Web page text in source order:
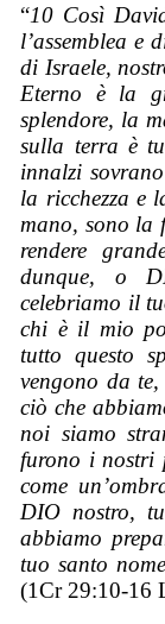
“10 Così
l’assemblea e
di Israele,
Eterno è la
splendore, la
sulla terra è
innalzi
la ricchezza e
mano, sono la
rendere
dunque, o
celebriamo il
chi è il mio
tutto questo
vengono da
ciò che
noi siamo
furono i nostri
come
DIO nostro,
abbiamo
tuo santo
(1Cr 29:10-16